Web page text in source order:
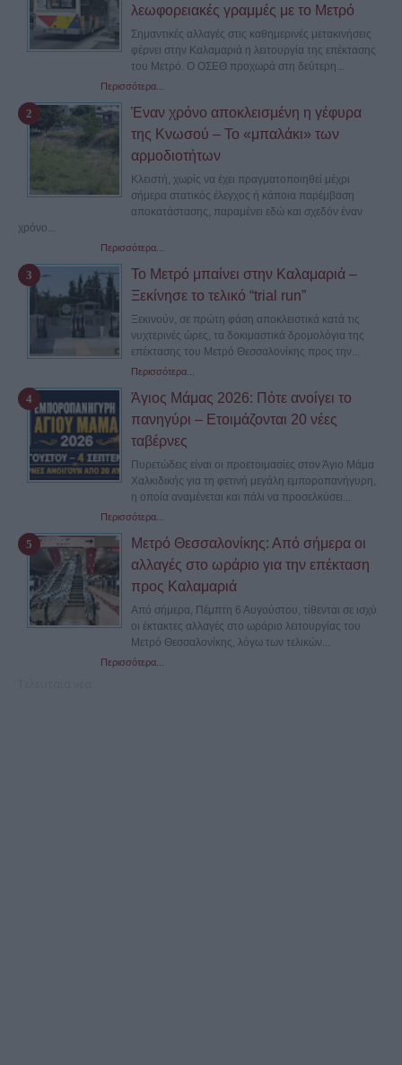
λεωφορειακές γραμμές με το Μετρό
Σημαντικές αλλαγές στις καθημερινές μετακινήσεις
φέρνει στην Καλαμαριά η λειτουργία της επέκτασης
του Μετρό. Ο ΟΣΕΘ προχωρά στη δεύτερη...
Περισσότερα...
Έναν χρόνο αποκλεισμένη η γέφυρα
της Κνωσού – Το «μπαλάκι» των
αρμοδιοτήτων
Κλειστή, χωρίς να έχει πραγματοποιηθεί μέχρι
σήμερα στατικός έλεγχος ή κάποια παρέμβαση
αποκατάστασης, παραμένει εδώ και σχεδόν έναν
χρόνο...
Περισσότερα...
Το Μετρό μπαίνει στην Καλαμαριά –
Ξεκίνησε το τελικό “trial run”
Ξεκινούν, σε πρώτη φάση αποκλειστικά κατά τις
νυχτερινές ώρες, τα δοκιμαστικά δρομολόγια της
επέκτασης του Μετρό Θεσσαλονίκης προς την...
Περισσότερα...
Άγιος Μάμας 2026: Πότε ανοίγει το
πανηγύρι – Ετοιμάζονται 20 νέες
ταβέρνες
Πυρετώδεις είναι οι προετοιμασίες στον Άγιο Μάμα
Χαλκιδικής για τη φετινή μεγάλη εμποροπανήγυρη,
η οποία αναμένεται και πάλι να προσελκύσει...
Περισσότερα...
Μετρό Θεσσαλονίκης: Από σήμερα οι
αλλαγές στο ωράριο για την επέκταση
προς Καλαμαριά
Από σήμερα, Πέμπτη 6 Αυγούστου, τίθενται σε ισχύ
οι έκτακτες αλλαγές στο ωράριο λειτουργίας του
Μετρό Θεσσαλονίκης, λόγω των τελικών...
Περισσότερα...